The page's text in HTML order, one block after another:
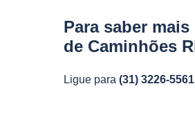
Para saber
de Caminhões
Ligue para (31) 3226-5561